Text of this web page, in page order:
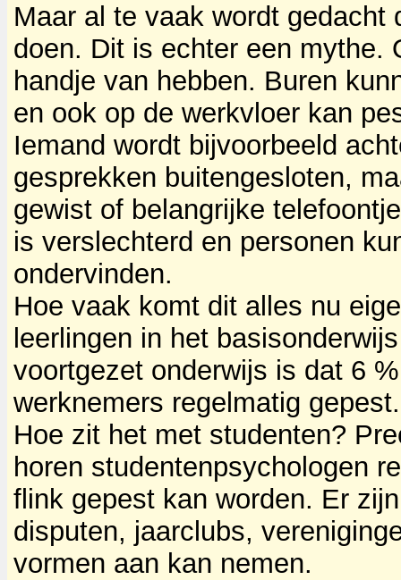
Maar al te vaak wordt
doen. Dit is echter een mythe.
handje van hebben. Buren
en ook op de werkvloer kan
Iemand wordt bijvoorbeeld
gesprekken buitengesloten,
gewist of belangrijke
is verslechterd en personen
ondervinden.
Hoe vaak komt dit alles nu
leerlingen in het
voortgezet onderwijs is dat 6
werknemers regelmatig gepest.
Hoe zit het met studenten?
horen studentenpsychologen
flink gepest kan worden. Er
disputen, jaarclubs,
vormen aan kan nemen.